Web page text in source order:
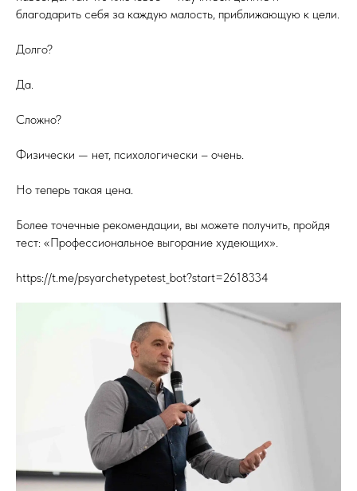
благодарить себя за каждую малость, приближающую к цели.
Долго?
Да.
Сложно?
Физически — нет, психологически – очень.
Но теперь такая цена.
Более точечные рекомендации, вы можете получить, пройдя
тест: «Профессиональное выгорание худеющих».
https://t.me/psyarchetypetest_bot?start=2618334